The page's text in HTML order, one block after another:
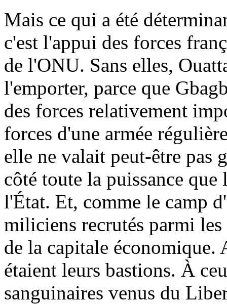
Mais ce qui a été
c'est l'appui des forces
de l'ONU. Sans elles,
l'emporter, parce que
des forces relativement
forces d'une armée
elle ne valait peut-être pas
côté toute la puissance
l'État. Et, comme le camp
miliciens recrutés parmi
de la capitale économique.
étaient leurs bastions. À
sanguinaires venus du